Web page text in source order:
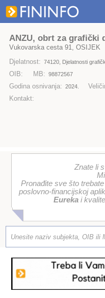
ANZU, obrt za grafički
Vukovarska cesta 91, OSIJEK
Djelatnost: 74120, Djelatnosti
OIB: MB: 98872567
Godina osnivanja: 2024.
Kontakt:
Znate li
Pronađite sve što
poslovno-financijskoj
Eurekai